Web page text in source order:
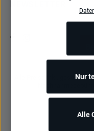
Alle Preise inkl. gesetzl.
Nur
Alle